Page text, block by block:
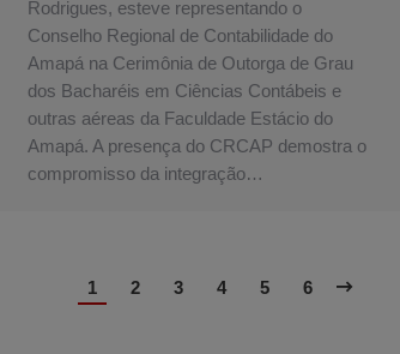
Rodrigues, esteve representando o
Conselho Regional de Contabilidade do
Amapá na Cerimônia de Outorga de Grau
dos Bacharéis em Ciências Contábeis e
outras aéreas da Faculdade Estácio do
Amapá. A presença do CRCAP demostra o
compromisso da integração…
1 2 3 4 5 6